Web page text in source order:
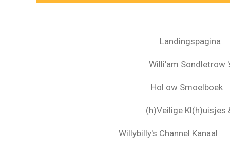
Landingspagina
Willi'am Sondletrow
Hol ow Smoelboek
(h)Veilige Kl(h)uisjes
Willybilly's Channel Kanaal